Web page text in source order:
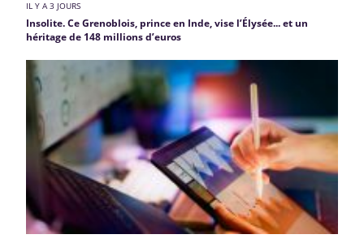
IL Y A 3 JOURS
Insolite. Ce Grenoblois, prince en Inde, vise l’Élysée... et un
héritage de 148 millions d’euros